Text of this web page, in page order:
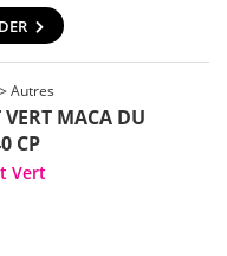
Autres
MACA DU
CP
Vert